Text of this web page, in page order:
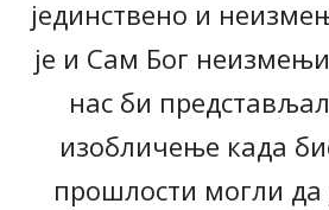
јединствено и
је и Сам Бог
нас би
изобличење када
прошлости могли